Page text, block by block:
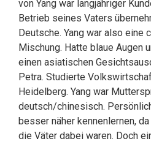
von Yang war langjähriger
Betrieb seines Vaters
Deutsche. Yang war also eine
Mischung. Hatte blaue Augen
einen asiatischen
Petra. Studierte
Heidelberg. Yang war
deutsch/chinesisch.
besser näher kennenlernen,
die Väter dabei waren. Doch